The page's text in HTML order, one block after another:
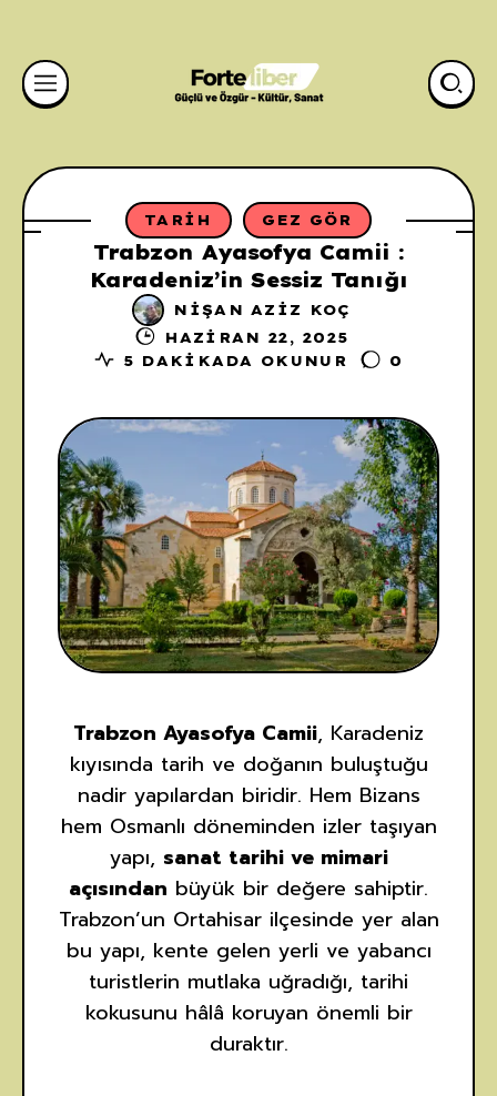
TARIH GEZ GÖR
Trabzon Ayasofya Camii :
Karadeniz’in Sessiz Tanığı
NIŞAN AZIZ KOÇ
HAZIRAN 22, 2025
5 DAKIKADA OKUNUR
0
Trabzon Ayasofya Camii, Karadeniz
kıyısında tarih ve doğanın buluştuğu
nadir yapılardan biridir. Hem Bizans
hem Osmanlı döneminden izler taşıyan
yapı, sanat tarihi ve mimari
açısından büyük bir değere sahiptir.
Trabzon’un Ortahisar ilçesinde yer alan
bu yapı, kente gelen yerli ve yabancı
turistlerin mutlaka uğradığı, tarihi
kokusunu hâlâ koruyan önemli bir
duraktır.